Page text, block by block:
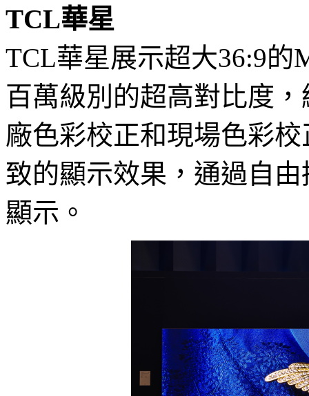
TCL華星
TCL華星展示超大36:9的
百萬級別的超高對比度
廠色彩校正和現場色彩
致的顯示效果，通過自
顯示。